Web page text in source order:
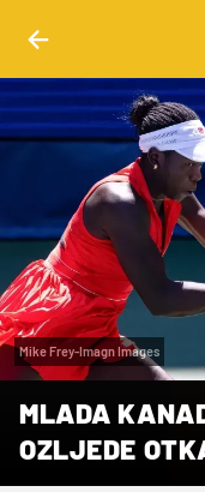
Mike Frey-Imagn Images
MLADA
OZLJEDE